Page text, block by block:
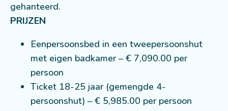
gehanteerd.
PRIJZEN
Eenpersoonsbed in een tweepersoonshut
met eigen badkamer – € 7,090.00 per
persoon
Ticket 18-25 jaar (gemengde 4-
persoonshut) – € 5,985.00 per persoon